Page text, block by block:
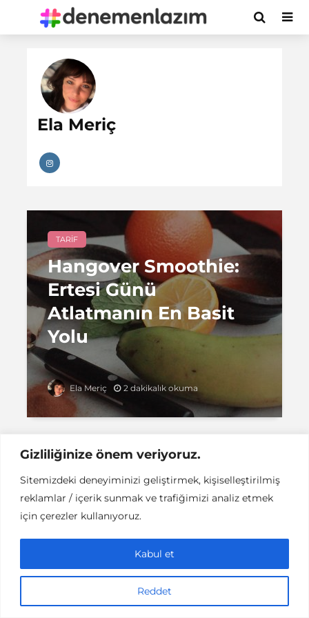
Gizliliğinize önem veriyoruz.
Sitemizdeki deneyiminizi geliştirmek, kişiselleştirilmiş
reklamlar / içerik sunmak ve trafiğimizi analiz etmek
için çerezler kullanıyoruz.
Reddet
Kabul et
Ela Meriç
TARIF
Hangover Smoothie:
Ertesi Günü
Atlatmanın En Basit
Yolu
Ela Meriç 2 dakikalık okuma
Instant DCPC © Her Hakkı Saklıdır |İLETİŞİM
This work is licensed under aCreative
Commons Attribution-NonCommercial-NoDerivatives 4.0